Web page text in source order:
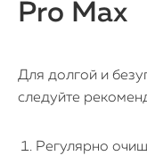
Pro Max
Для долгой и
следуйте
Регулярно